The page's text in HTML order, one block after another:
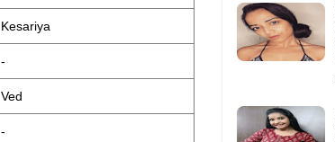
Kesariya
-
Ved
-